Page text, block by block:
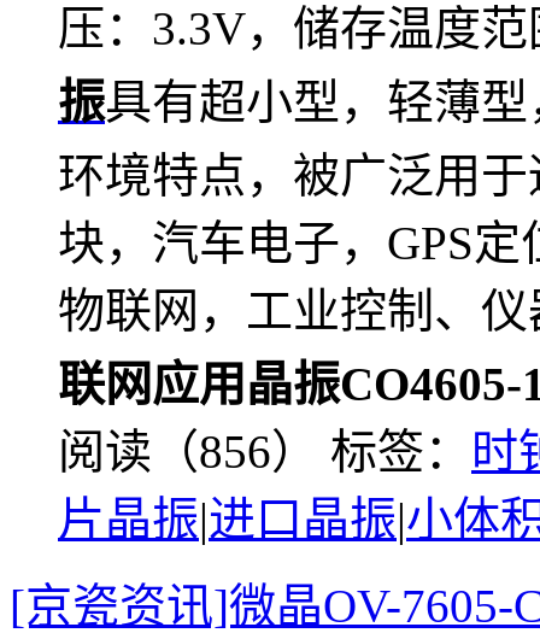
压：3.3V， 储存温度范
振具有超小型，轻薄
环境特点， 被广泛用
块，汽车电子，GPS
物联网， 工业控制 、
联网应用晶振CO4605-
阅读（856） 标签：
时
片晶振|进口晶振|小体
[京瓷资讯]微晶OV-7605-